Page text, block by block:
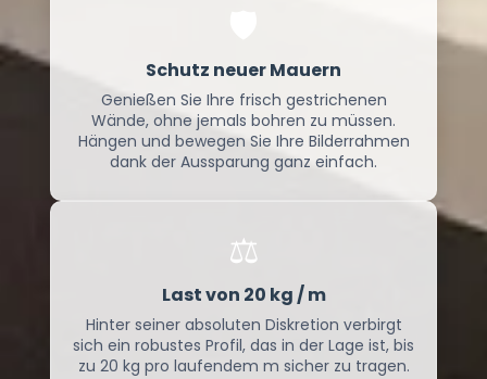
Schutz neuer Mauern
Genießen Sie Ihre frisch gestrichenen
Wände, ohne jemals bohren zu müssen.
Hängen und bewegen Sie Ihre Bilderrahmen
dank der Aussparung ganz einfach.
⚖️
Last von 20 kg / m
Hinter seiner absoluten Diskretion verbirgt
sich ein robustes Profil, das in der Lage ist, bis
zu 20 kg pro laufendem m sicher zu tragen.